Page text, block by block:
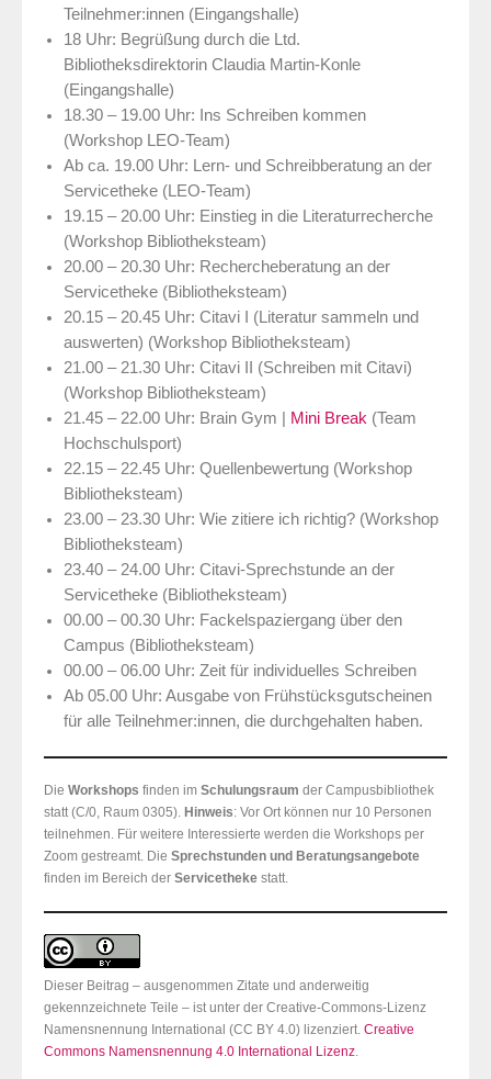
Teilnehmer:innen (Eingangshalle)
18 Uhr: Begrüßung durch die Ltd.
Bibliotheksdirektorin Claudia Martin-Konle
(Eingangshalle)
18.30 – 19.00 Uhr: Ins Schreiben kommen
(Workshop LEO-Team)
Ab ca. 19.00 Uhr: Lern- und Schreibberatung an der
Servicetheke (LEO-Team)
19.15 – 20.00 Uhr: Einstieg in die Literaturrecherche
(Workshop Bibliotheksteam)
20.00 – 20.30 Uhr: Rechercheberatung an der
Servicetheke (Bibliotheksteam)
20.15 – 20.45 Uhr: Citavi I (Literatur sammeln und
auswerten) (Workshop Bibliotheksteam)
21.00 – 21.30 Uhr: Citavi II (Schreiben mit Citavi)
(Workshop Bibliotheksteam)
21.45 – 22.00 Uhr: Brain Gym |
Mini Break(Team
Hochschulsport)
22.15 – 22.45 Uhr: Quellenbewertung (Workshop
Bibliotheksteam)
23.00 – 23.30 Uhr: Wie zitiere ich richtig? (Workshop
Bibliotheksteam)
23.40 – 24.00 Uhr: Citavi-Sprechstunde an der
Servicetheke (Bibliotheksteam)
00.00 – 00.30 Uhr: Fackelspaziergang über den
Campus (Bibliotheksteam)
00.00 – 06.00 Uhr: Zeit für individuelles Schreiben
Ab 05.00 Uhr: Ausgabe von Frühstücksgutscheinen
für alle Teilnehmer:innen, die durchgehalten haben.
Die Workshops finden im Schulungsraum der Campusbibliothek
statt (C/0, Raum 0305). Hinweis: Vor Ort können nur 10 Personen
teilnehmen. Für weitere Interessierte werden die Workshops per
Zoom gestreamt. Die Sprechstunden und Beratungsangebote
finden im Bereich der Servicetheke statt.
Dieser Beitrag – ausgenommen Zitate und anderweitig
gekennzeichnete Teile – ist unter der Creative-Commons-Lizenz
Namensnennung International (CC BY 4.0) lizenziert. Creative
Commons Namensnennung 4.0 International Lizenz.